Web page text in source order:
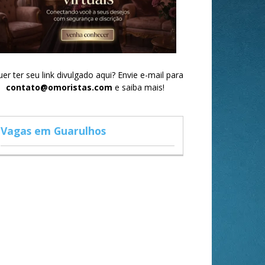
ter seu link divulgado aqui? Envie e-mail para
contato@omoristas.com e saiba mais!
Vagas em Guarulhos